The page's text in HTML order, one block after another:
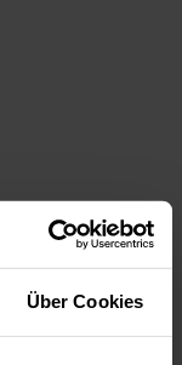
Über Cookies